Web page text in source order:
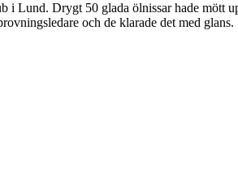
Drygt 50 glada ölnissar hade mött
och de klarade det med glans.